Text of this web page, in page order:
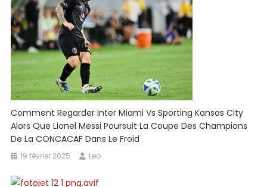
Comment Regarder Inter Miami Vs Sporting Kansas City
Alors Que Lionel Messi Poursuit La Coupe Des Champions
De La CONCACAF Dans Le Froid
19 février 2025 Leo